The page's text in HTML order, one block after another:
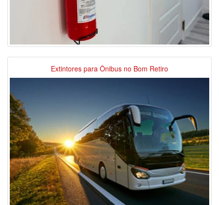
Extintores para Ônibus no Bom Retiro